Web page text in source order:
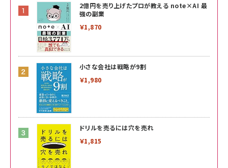
2億円を売り上げたプロが教える note×AI 最
強の副業
￥1,870
小さな会社は戦略が9割
￥1,980
ドリルを売るには穴を売れ
￥1,815